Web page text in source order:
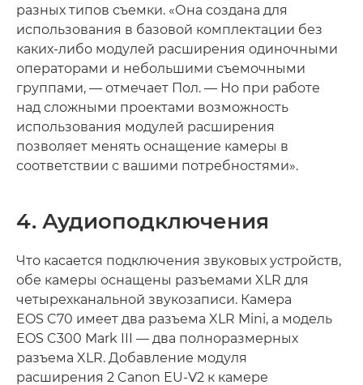
разных типов съемки. «Она создана для
использования в базовой комплектации без
каких-либо модулей расширения одиночными
операторами и небольшими съемочными
группами, — отмечает Пол. — Но при работе
над сложными проектами возможность
использования модулей расширения
позволяет менять оснащение камеры в
соответствии с вашими потребностями».
4. Аудиоподключения
Что касается подключения звуковых устройств,
обе камеры оснащены разъемами XLR для
четырехканальной звукозаписи. Камера
EOS C70 имеет два разъема XLR Mini, а модель
EOS C300 Mark III — два полноразмерных
разъема XLR. Добавление модуля
расширения 2 Canon EU-V2 к камере